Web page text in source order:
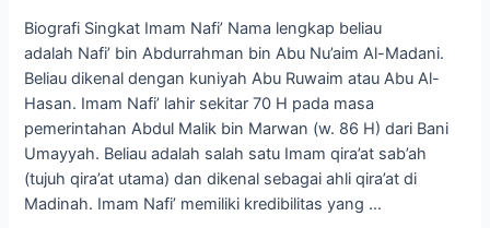
Biografi Singkat Imam Nafi’ Nama lengkap beliau
adalah Nafi’ bin Abdurrahman bin Abu Nu’aim Al-Madani.
Beliau dikenal dengan kuniyah Abu Ruwaim atau Abu Al-
Hasan. Imam Nafi’ lahir sekitar 70 H pada masa
pemerintahan Abdul Malik bin Marwan (w. 86 H) dari Bani
Umayyah. Beliau adalah salah satu Imam qira’at sab’ah
(tujuh qira’at utama) dan dikenal sebagai ahli qira’at di
Madinah. Imam Nafi’ memiliki kredibilitas yang …